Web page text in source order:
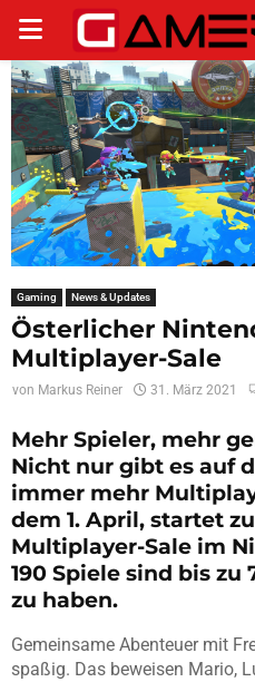
PRIMARY
MENU
Gaming News & Updates
Österlicher
Multiplayer-Sale
von Markus Reiner 31. März 2021
Mehr Spieler, mehr
Nicht nur gibt es auf
immer mehr
dem 1. April, startet
Multiplayer-Sale im
190 Spiele sind bis
zu haben.
Gemeinsame Abenteuer mit
spaßig. Das beweisen Mario,